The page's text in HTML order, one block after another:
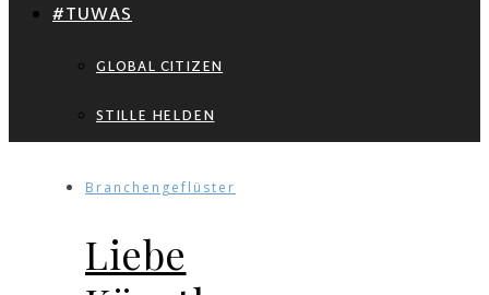
#TUWAS
GLOBAL CITIZEN
STILLE HELDEN
Branchengeflüster
Liebe